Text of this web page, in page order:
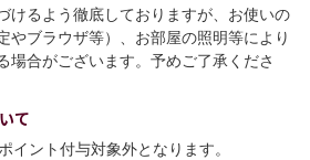
けるよう徹底しておりますが、お使いの
やブラウザ等）、お部屋の照明等により
場合がございます。予めご了承くださ
て
イント付与対象外となります。